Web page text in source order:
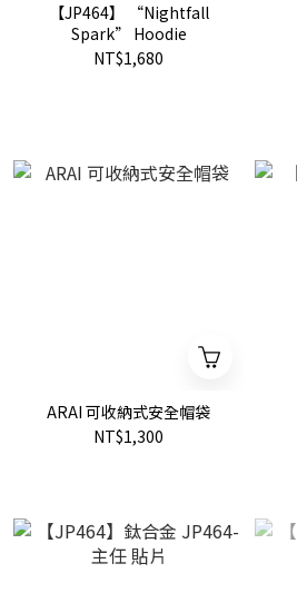
【JP464】 “Nightfall
Spark” Hoodie
NT$1,680
ARAI 可收納式安全帽袋
NT$1,300